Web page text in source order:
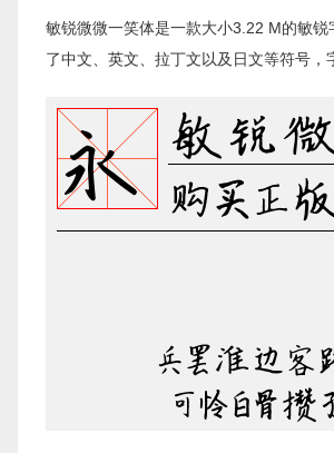
敏锐微微一笑体是一款大小3.22 M的敏
了中文、英文、拉丁文以及日文等符号